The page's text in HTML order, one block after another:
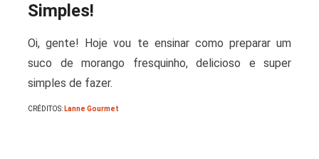
Bolos
Pães
Sopas
Simples!
Oi, gente! Hoje vou te ensinar como preparar um
suco de morango fresquinho, delicioso e super
simples de fazer.
CRÉDITOS: Lanne Gourmet